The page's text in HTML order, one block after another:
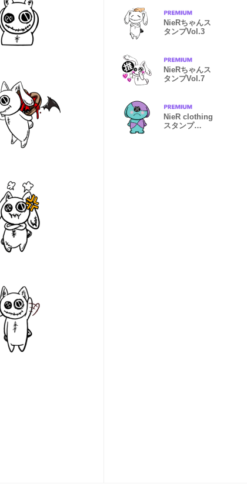
NieRちゃんス
タンプVol.3
NieRちゃんス
タンプVol.7
NieR clothing
スタンプ